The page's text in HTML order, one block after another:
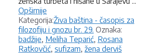
Opširnije
Kategorija:Kategorije
Živa baština - časopis za
filozofiju i gnozu br. 29. Oznaka:
badžije, Meliha Teparić, Rosana
Ratkovčić, sufizam, žena derviš